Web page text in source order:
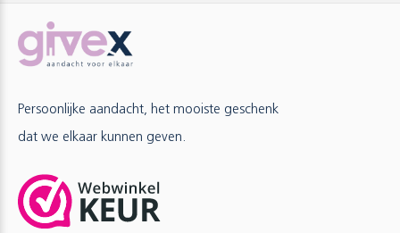
Persoonlijke aandacht, het mooiste geschenk
dat we elkaar kunnen geven.